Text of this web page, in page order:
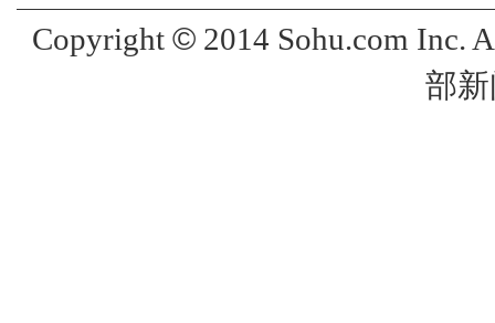
Copyright ©2014 Sohu.com Inc.
部